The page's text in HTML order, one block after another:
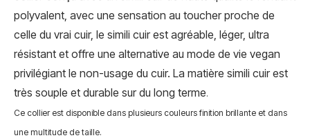
polyvalent, avec une sensation au toucher proche de
celle du vrai cuir, le simili cuir est agréable, léger, ultra
résistant et offre une alternative au mode de vie vegan
privilégiant le non-usage du cuir. La matière simili cuir est
très souple et durable sur du long terme.
Ce collier est disponible dans plusieurs couleurs finition brillante et dans
une multitude de taille.